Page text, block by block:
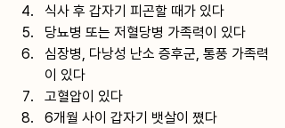
식사 후 갑자기 피곤할 때가 있다
당뇨병 또는 저혈당병 가족력이 있다
심장병, 다낭성 난소 증후군, 통풍 가족력
이 있다
고혈압이 있다
6개월 사이 갑자기 뱃살이 쪘다